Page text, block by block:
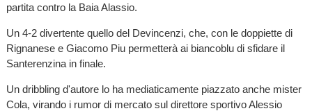
partita contro la Baia Alassio.
Un 4-2 divertente quello del Devincenzi, che, con le doppiette di
Rignanese e Giacomo Piu permetterà ai biancoblu di sfidare il
Santerenzina in finale.
Un dribbling d'autore lo ha mediaticamente piazzato anche mister
Cola, virando i rumor di mercato sul direttore sportivo Alessio